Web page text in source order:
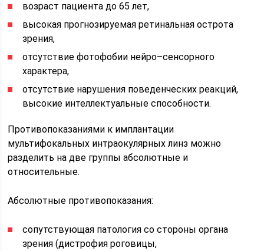
возраст пациента до 65 лет,
высокая прогнозируемая ретинальная острота
зрения,
отсутствие фотофобии нейро–сенсорного
характера,
отсутствие нарушения поведенческих реакций,
высокие интеллектуальные способности.
Противопоказаниями к имплантации
мультифокальных интраокулярных линз можно
разделить на две группы абсолютные и
относительные.
Абсолютные противопоказания:
сопутствующая патология со стороны органа
зрения (дистрофия роговицы,